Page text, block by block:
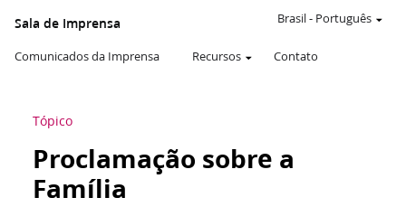
Sala de Imprensa
Comunicados da Imprensa Recursos Contato
Brasil- Português
Tópico
Proclamação sobre a
Família